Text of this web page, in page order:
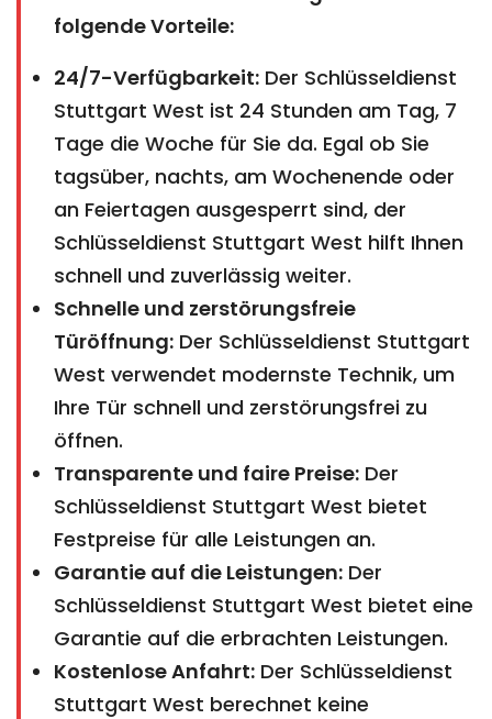
folgende Vorteile:
24/7-Verfügbarkeit: Der Schlüsseldienst
Stuttgart West ist 24 Stunden am Tag, 7
Tage die Woche für Sie da. Egal ob Sie
tagsüber, nachts, am Wochenende oder
an Feiertagen ausgesperrt sind, der
Schlüsseldienst Stuttgart West hilft Ihnen
schnell und zuverlässig weiter.
Schnelle und zerstörungsfreie
Türöffnung: Der Schlüsseldienst Stuttgart
West verwendet modernste Technik, um
Ihre Tür schnell und zerstörungsfrei zu
öffnen.
Transparente und faire Preise: Der
Schlüsseldienst Stuttgart West bietet
Festpreise für alle Leistungen an.
Garantie auf die Leistungen: Der
Schlüsseldienst Stuttgart West bietet eine
Garantie auf die erbrachten Leistungen.
Kostenlose Anfahrt: Der Schlüsseldienst
Stuttgart West berechnet keine